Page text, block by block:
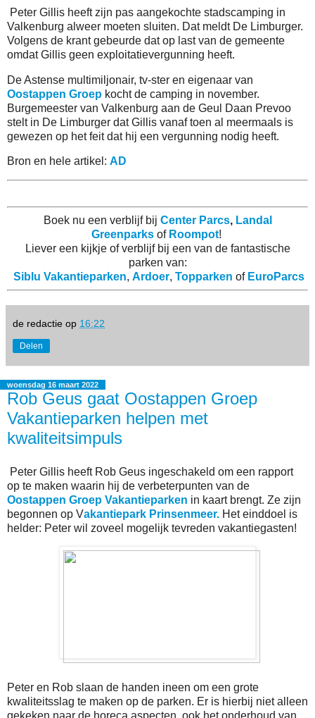
Peter Gillis heeft zijn pas aangekochte stadscamping in
Valkenburg alweer moeten sluiten. Dat meldt De Limburger.
Volgens de krant gebeurde dat op last van de gemeente
omdat Gillis geen exploitatievergunning heeft.
De Astense multimiljonair, tv-ster en eigenaar van
Oostappen Groep kocht de camping in november.
Burgemeester van Valkenburg aan de Geul Daan Prevoo
stelt in De Limburger dat Gillis vanaf toen al meermaals is
gewezen op het feit dat hij een vergunning nodig heeft.
Bron en hele artikel: AD
Boek nu een verblijf bij Center Parcs, Landal
Greenparksof Roompot!
Liever een kijkje of verblijf bij een van de fantastische
parken van:
Siblu Vakantieparken, Ardoer, Topparken of EuroParcs
de redactie op 16:22
Delen
woensdag 16 maart 2022
Rob Geus gaat Oostappen Groep
Vakantieparken helpen met
kwaliteitsimpuls
Peter Gillis heeft Rob Geus ingeschakeld om een rapport
op te maken waarin hij de verbeterpunten van de
Oostappen Groep Vakantieparken in kaart brengt. Ze zijn
begonnen op Vakantiepark Prinsenmeer. Het einddoel is
helder: Peter wil zoveel mogelijk tevreden vakantiegasten!
Peter en Rob slaan de handen ineen om een grote
kwaliteitsslag te maken op de parken. Er is hierbij niet alleen